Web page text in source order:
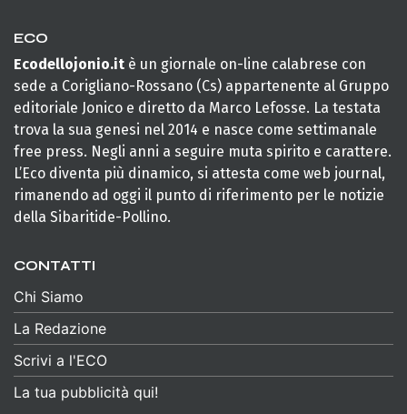
ECO
Ecodellojonio.it è un giornale on-line calabrese con
sede a Corigliano-Rossano (Cs) appartenente al Gruppo
editoriale Jonico e diretto da Marco Lefosse. La testata
trova la sua genesi nel 2014 e nasce come settimanale
free press. Negli anni a seguire muta spirito e carattere.
L’Eco diventa più dinamico, si attesta come web journal,
rimanendo ad oggi il punto di riferimento per le notizie
della Sibaritide-Pollino.
CONTATTI
Chi Siamo
La Redazione
Scrivi a l'ECO
La tua pubblicità qui!